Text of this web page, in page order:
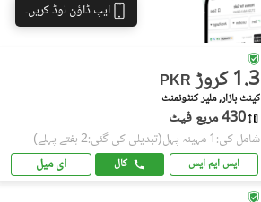
ایپ ڈاؤن لوڈ کریں۔
PKR 1.3 کروڑ
کینٹ بازار, ملیر کنٹونمنٹ
430 مربع فیٹ
شامل کی:1 مہینہ پہل (تبدیلی کی گئی:2 ہفتے پہلے)
ایس ایم ایس کال ای میل